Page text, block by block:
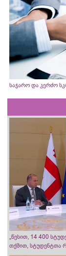
საჯარო და კერძო
„წესით, 14 400
თქმით, სტუდენტთა